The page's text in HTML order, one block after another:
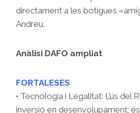
directament a les botigues
Andreu.
Anàlisi DAFO ampliat
FORTALESES
• Tecnologia i Legalitat: L’ús del
inversió en desenvolupament;